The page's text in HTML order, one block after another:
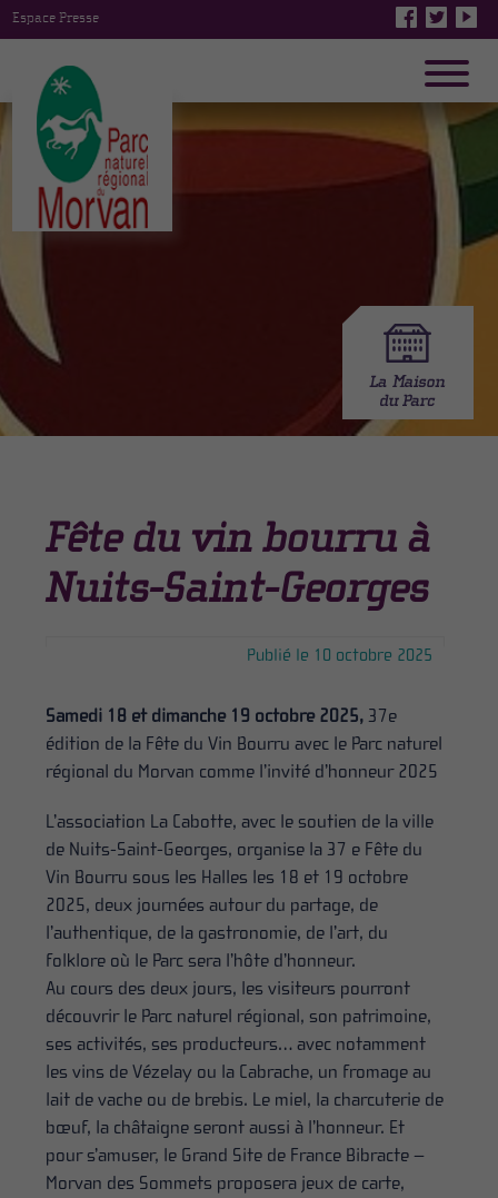
Espace Presse
Fête du vin bourru à
Nuits-Saint-Georges
Publié le 10 octobre 2025
Samedi 18 et dimanche 19 octobre 2025, 37e
édition de la Fête du Vin Bourru avec le Parc naturel
régional du Morvan comme l’invité d’honneur 2025
L’association La Cabotte, avec le soutien de la ville
de Nuits-Saint-Georges, organise la 37 e Fête du
Vin Bourru sous les Halles les 18 et 19 octobre
2025, deux journées autour du partage, de
l’authentique, de la gastronomie, de l’art, du
folklore où le Parc sera l’hôte d’honneur.
Au cours des deux jours, les visiteurs pourront
découvrir le Parc naturel régional, son patrimoine,
ses activités, ses producteurs… avec notamment
les vins de Vézelay ou la Cabrache, un fromage au
lait de vache ou de brebis. Le miel, la charcuterie de
bœuf, la châtaigne seront aussi à l’honneur. Et
pour s’amuser, le Grand Site de France Bibracte –
Morvan des Sommets proposera jeux de carte,